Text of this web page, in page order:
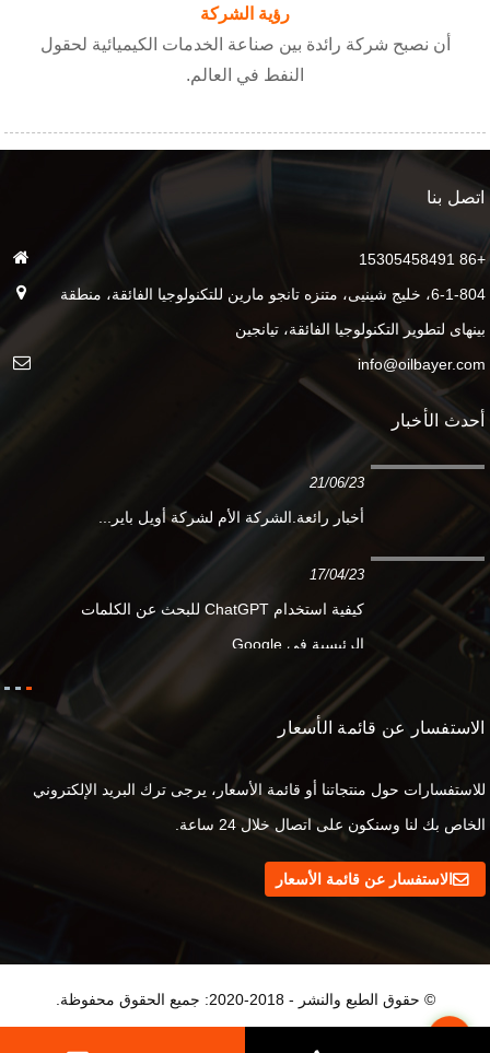
رؤية الشركة
أن نصبح شركة رائدة بين صناعة الخدمات الكيميائية لحقول
النفط في العالم.
اتصل بنا
+86 15305458491
6-1-804، خليج شينيى، متنزه تانجو مارين للتكنولوجيا الفائقة، منطقة
بينهاى لتطوير التكنولوجيا الفائقة، تيانجين
info@oilbayer.com
أحدث الأخبار
21/06/23
أخبار رائعة.الشركة الأم لشركة أويل باير...
17/04/23
كيفية استخدام ChatGPT للبحث عن الكلمات
الرئيسية في Google...
الاستفسار عن قائمة الأسعار
للاستفسارات حول منتجاتنا أو قائمة الأسعار، يرجى ترك البريد الإلكتروني
الخاص بك لنا وسنكون على اتصال خلال 24 ساعة.
الاستفسار عن قائمة الأسعار
© حقوق الطبع والنشر - 2018-2020: جميع الحقوق محفوظة.